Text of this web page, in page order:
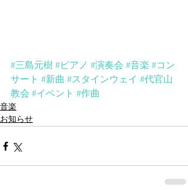
#三島元樹 #ピアノ #演奏会 #音楽 #コン
サート #新曲 #スタインウェイ #代官山
教会 #イベント #作曲
音楽
お知らせ